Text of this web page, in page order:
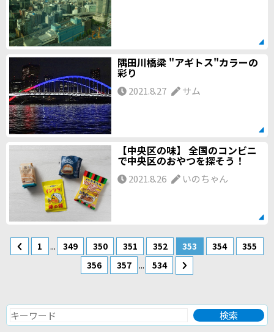
隅田川橋梁 "アギトス"カラーの
彩り
2021.8.27 サム
【中央区の味】 全国のコンビニ
で中央区のおやつを探そう！
2021.8.26 いのちゃん
1 ... 349 350 351 352 353 354
355
356
357 ... 534